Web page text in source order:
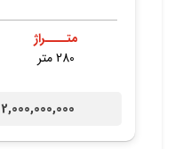
متــــراژ
280 متر
2,000,000,000 تومان /